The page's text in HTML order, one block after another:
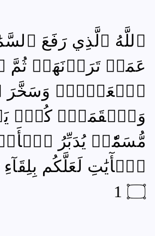
ٱللَّهُ ٱلَّذِي رَفَعَ
عَمَدٖ تَرَوۡنَهَاۖ ثُمَّ
ٱلۡعَرۡشِۖ وَسَخَّرَ
وَٱلۡقَمَرَۖ كُلّٞ
مُّسَمّٗىۚ يُدَبِّرُ
ٱلۡأٓيَٰتِ لَعَلَّكُم
۝ 1